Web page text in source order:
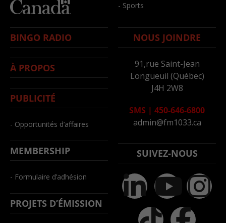
- Sports
BINGO RADIO
À PROPOS
PUBLICITÉ
- Opportunités d’affaires
MEMBERSHIP
- Formulaire d’adhésion
PROJETS D’ÉMISSION
NOUS JOINDRE
91,rue Saint-Jean
Longueuil (Québec)
J4H 2W8
SMS | 450-646-6800
admin@fm1033.ca
SUIVEZ-NOUS